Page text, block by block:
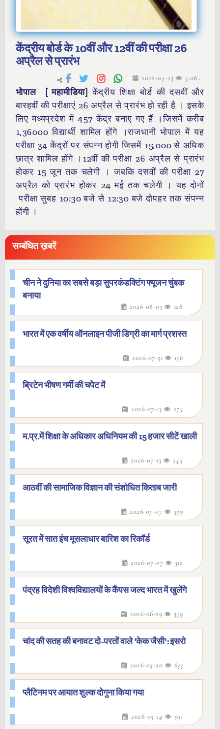
केंद्रीय बोर्ड के 10वीं और 12वीं की परीक्षा 26
अप्रैल से प्रारंभ
2022-04-23 5.0K+
भोपाल [ महामीडिया]
केंद्रीय शिक्षा बोर्ड की दसवीं और
बारहवीं की परीक्षाएं 26 अप्रैल से प्रारंभ हो रही है । इसके
लिए मध्यप्रदेश में 457 केंद्र बनाए गए हैं ।जिसमें करीब
1,36000 विद्यार्थी शामिल होंगे ।राजधानी भोपाल में यह
परीक्षा 34 केंद्रों पर संपन्न होगी जिसमें 15,000 से अधिक
छात्र शामिल होंगे ।12वीं की परीक्षा 26 अप्रैल से प्रारंभ
होकर 15 जून तक चलेगी । जबकि दसवीं की परीक्षा 27
अप्रैल को प्रारंभ होकर 24 मई तक चलेगी । यह दोनों
परीक्षा सुबह 10:30 बजे से 12:30 बजे दोपहर तक संपन्न
होंगी ।
सम्बंधित ख़बरें
चीन ने दुनिया का सबसे बड़ा सुपरकंडक्टिंग फ्यूजन चुंबक
बनाया
2026-08-03 128
भारत में एक वर्षीय ऑनलाइन पीजी डिग्री का मार्ग प्रशस्त
2026-07-31 156
ब्रिटेन भीषण गर्मी की चपेट में
2026-07-13 275
म.प्र.में शिक्षा के अधिकार अधिनियम की 15 हजार सीटें खाली
2026-07-13 245
आठवीं की सामाजिक विज्ञान की संशोधित किताब जारी
2026-07-07 359
सूरत में सात इंच मूसलाधार बारिश का रिकॉर्ड
2026-07-07 312
पंद्रह विदेशी विश्वविद्यालयों के कैंपस जल्द भारत में खुलेंगे
2026-06-29 359
चांद की सतह की बनावट दो-परतों वाले 'केक जैसी': इसरो
2026-05-20 633
प्लैटिनम पर आयात शुल्क दोगुना किया गया
2026-05-14 591